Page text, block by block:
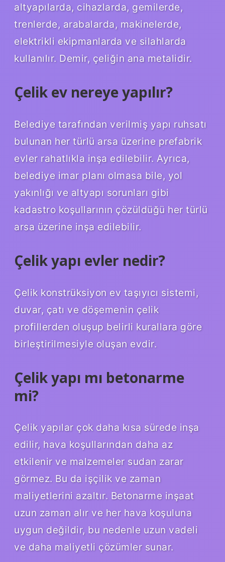
altyapılarda, cihazlarda, gemilerde,
trenlerde, arabalarda, makinelerde,
elektrikli ekipmanlarda ve silahlarda
kullanılır. Demir, çeliğin ana metalidir.
Çelik ev nereye yapılır?
Belediye tarafından verilmiş yapı ruhsatı
bulunan her türlü arsa üzerine prefabrik
evler rahatlıkla inşa edilebilir. Ayrıca,
belediye imar planı olmasa bile, yol
yakınlığı ve altyapı sorunları gibi
kadastro koşullarının çözüldüğü her türlü
arsa üzerine inşa edilebilir.
Çelik yapı evler nedir?
Çelik konstrüksiyon ev taşıyıcı sistemi,
duvar, çatı ve döşemenin çelik
profillerden oluşup belirli kurallara göre
birleştirilmesiyle oluşan evdir.
Çelik yapı mı betonarme
mi?
Çelik yapılar çok daha kısa sürede inşa
edilir, hava koşullarından daha az
etkilenir ve malzemeler sudan zarar
görmez. Bu da işçilik ve zaman
maliyetlerini azaltır. Betonarme inşaat
uzun zaman alır ve her hava koşuluna
uygun değildir, bu nedenle uzun vadeli
ve daha maliyetli çözümler sunar.